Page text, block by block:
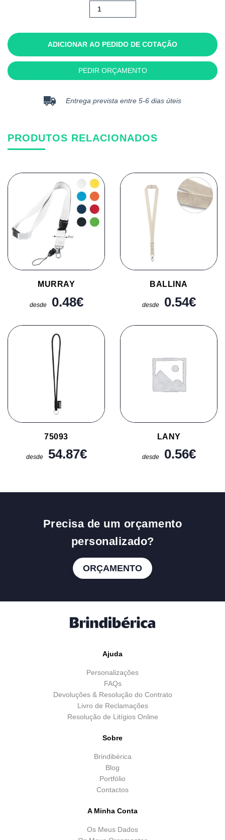
Quantidade
de
Walsall
ADICIONAR AO PEDIDO DE COTAÇÃO
PEDIR ORÇAMENTO
Entrega prevista entre 5-6 dias úteis
PRODUTOS RELACIONADOS
MURRAY
desde 0.48€
BALLINA
desde 0.54€
75093
desde 54.87€
LANY
desde 0.56€
Precisa de um orçamento
personalizado?
ORÇAMENTO
Ajuda
Personalizações
FAQs
Devoluções & Resolução do Contrato
Livro de Reclamações
Resolução de Litígios Online
Sobre
Brindibérica
Blog
Portfólio
Contactos
A Minha Conta
Os Meus Dados